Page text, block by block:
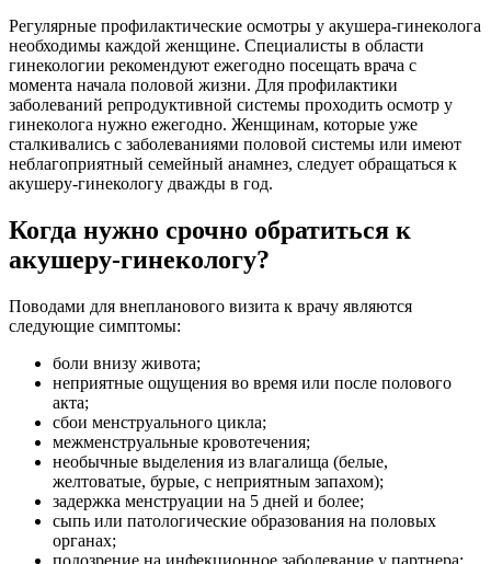
Регулярные профилактические осмотры у акушера-гинеколога
необходимы каждой женщине. Специалисты в области
гинекологии рекомендуют ежегодно посещать врача с
момента начала половой жизни. Для профилактики
заболеваний репродуктивной системы проходить осмотр у
гинеколога нужно ежегодно. Женщинам, которые уже
сталкивались с заболеваниями половой системы или имеют
неблагоприятный семейный анамнез, следует обращаться к
акушеру-гинекологу дважды в год.
Когда нужно срочно обратиться к
акушеру-гинекологу?
Поводами для внепланового визита к врачу являются
следующие симптомы:
боли внизу живота;
неприятные ощущения во время или после полового
акта;
сбои менструального цикла;
межменструальные кровотечения;
необычные выделения из влагалища (белые,
желтоватые, бурые, с неприятным запахом);
задержка менструации на 5 дней и более;
сыпь или патологические образования на половых
органах;
подозрение на инфекционное заболевание у партнера;